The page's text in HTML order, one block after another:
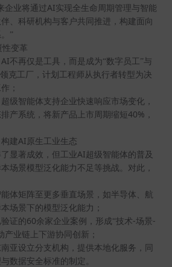
企业将通过AI实现全生命周期管理与智能
、科研机构与客户共同推进，构建面向
”
性变革
AI不再仅是工具，而是成为“数字员工”与
克工厂，计划工程师从执行者转型为决
；
级智能体支持企业快速响应市场变化，
产系统，将新产品上市周期缩短40% ，
建AI 原生工业生态
显著成效，但工业AI超级智能体的普及
场景模型泛化能力不足等挑战。对此，
体矩阵至更多垂直场景，如半导体、航
场景下的模型泛化能力；
证的60余家企业案例，形成“技术-场景 -
产业链上下游协同创新；
亚设立分支机构，提供本地化服务，同
数据安全标准的制定。